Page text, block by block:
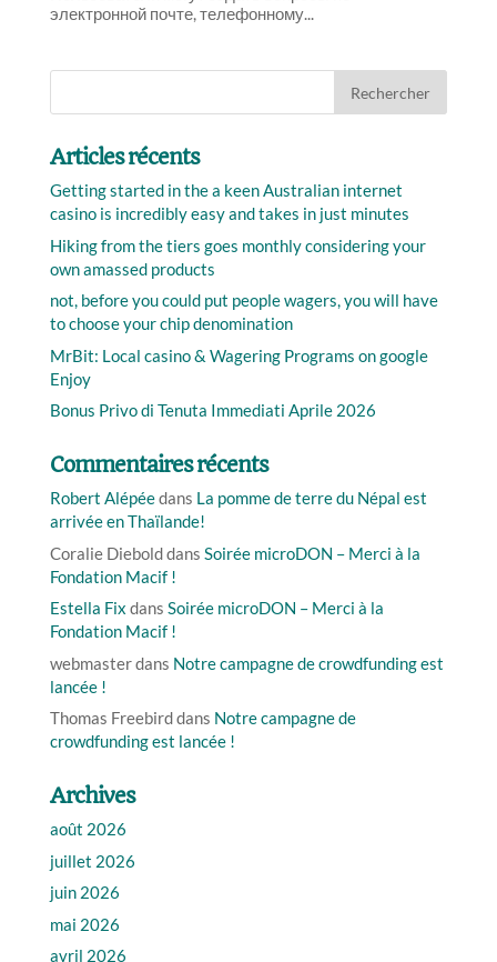
электронной почте, телефонному...
Articles récents
Getting started in the a keen Australian internet
casino is incredibly easy and takes in just minutes
Hiking from the tiers goes monthly considering your
own amassed products
not, before you could put people wagers, you will have
to choose your chip denomination
MrBit: Local casino & Wagering Programs on google
Enjoy
Bonus Privo di Tenuta Immediati Aprile 2026
Commentaires récents
Robert Alépéedans La pomme de terre du Népal est
arrivée en Thaïlande!
Coralie Diebolddans Soirée microDON – Merci à la
Fondation Macif !
Estella Fix dans Soirée microDON – Merci à la
Fondation Macif !
webmasterdans Notre campagne de crowdfunding est
lancée !
Thomas Freebirddans Notre campagne de
crowdfunding est lancée !
Archives
août 2026
juillet 2026
juin 2026
mai 2026
avril 2026